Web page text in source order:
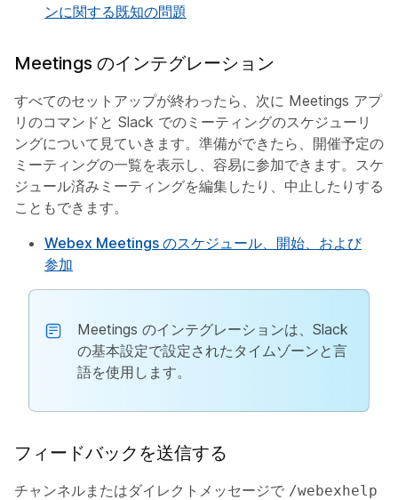
ンに関する既知の問題
Meetings のインテグレーション
すべてのセットアップが終わったら、次に Meetings アプ
リのコマンドと Slack でのミーティングのスケジューリ
ングについて見ていきます。準備ができたら、開催予定の
ミーティングの一覧を表示し、容易に参加できます。スケ
ジュール済みミーティングを編集したり、中止したりする
こともできます。
Webex Meetings のスケジュール、開始、および
参加
Meetings のインテグレーションは、Slack
の基本設定で設定されたタイムゾーンと言
語を使用します。
フィードバックを送信する
チャンネルまたはダイレクトメッセージで /webexhelp